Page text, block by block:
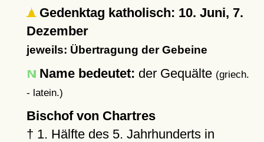
Gedenktag katholisch: 10. Juni, 7.
Dezember
jeweils: Übertragung der Gebeine
Name bedeutet: der Gequälte (griech.
- latein.)
Bischof von Chartres
† 1. Hälfte des 5. Jahrhunderts in